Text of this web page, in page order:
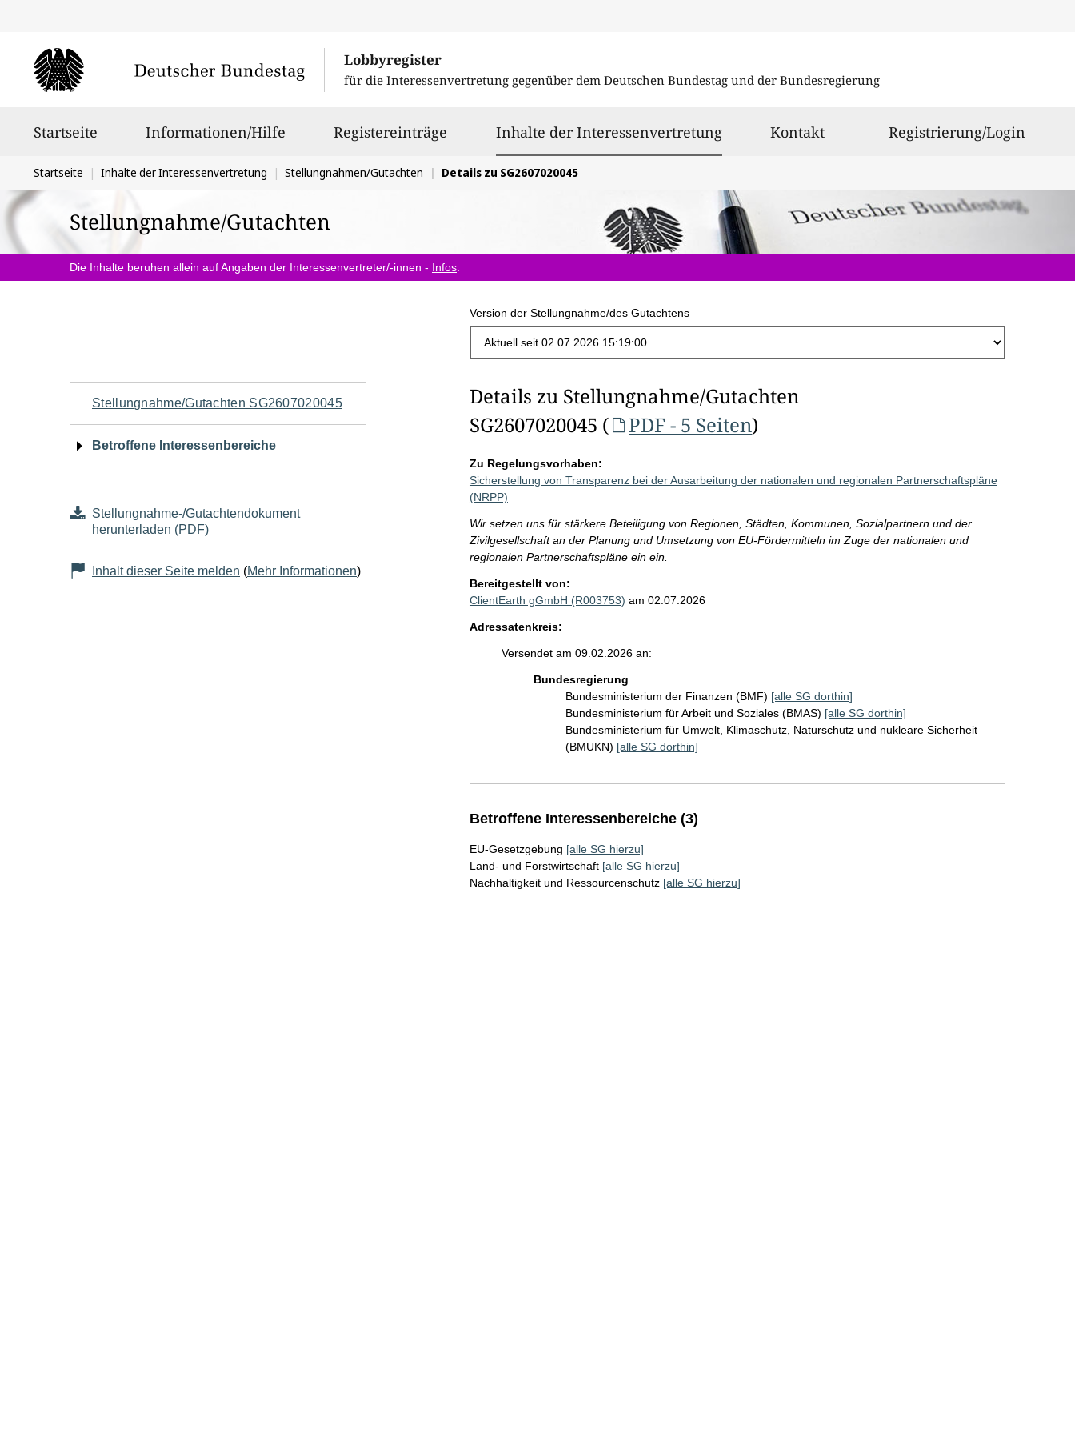
Lobbyregister
für die Interessenvertretung gegenüber dem Deutschen Bundestag und der Bundesregierung
Startseite Informationen/Hilfe Registereinträge Inhalte der Interessenvertretungausgewählt
Kontakt Registrierung/Login
Sie
befinden
sich
hier:
Startseite Inhalte der Interessenvertretung Stellungnahmen/Gutachten Details zu SG2607020045
Stellungnahme/Gutachten
Die Inhalte beruhen allein auf Angaben der Interessenvertreter/-innen - Infos
Version der Stellungnahme/des Gutachtens
Navigation
für
Seiteninhalt
Stellungnahme/Gutachten SG2607020045
Betroffene Interessenbereiche
Stellungnahme-/Gutachtendokument
herunterladen (PDF)
Inhalt dieser Seite melden (Mehr Informationen)
Details zu Stellungnahme/Gutachten
SG2607020045 (
PDF - 5 Seiten)
Zu Regelungsvorhaben:
Sicherstellung von Transparenz bei der Ausarbeitung der nationalen und regionalen Partnerschaftspläne
(NRPP)
Wir setzen uns für stärkere Beteiligung von Regionen, Städten, Kommunen, Sozialpartnern und der
Zivilgesellschaft an der Planung und Umsetzung von EU-Fördermitteln im Zuge der nationalen und
regionalen Partnerschaftspläne ein ein.
Bereitgestellt von:
ClientEarth gGmbH (R003753) am 02.07.2026
Adressatenkreis:
Versendet am 09.02.2026 an:
Bundesregierung
Bundesministerium der Finanzen (BMF) [alle SG dorthin]
Bundesministerium für Arbeit und Soziales (BMAS) [alle SG dorthin]
Bundesministerium für Umwelt, Klimaschutz, Naturschutz und nukleare Sicherheit
(BMUKN) [alle SG dorthin]
Betroffene Interessenbereiche (3)
EU-Gesetzgebung [alle SG hierzu]
Land- und Forstwirtschaft [alle SG hierzu]
Nachhaltigkeit und Ressourcenschutz [alle SG hierzu]